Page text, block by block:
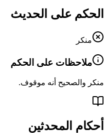
الحكم على الحديث
منكر
ملاحظات على الحكم
منكر والصحيح أنه موقوف.
أحكام المحدثين